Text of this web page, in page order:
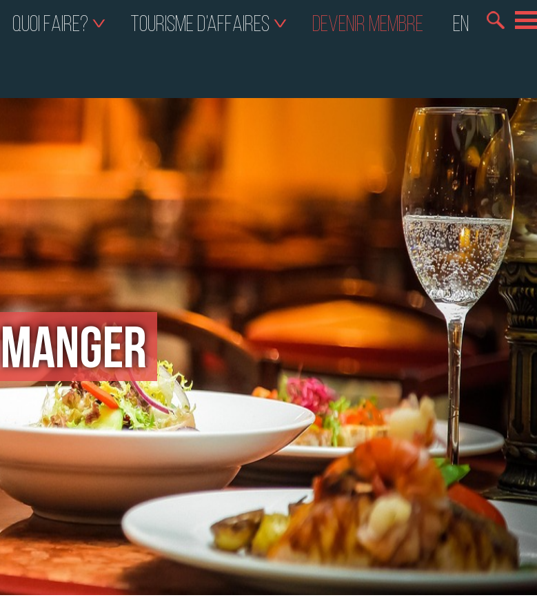
QUOI FAIRE? TOURISME D’AFFAIRES DEVENIR MEMBRE EN
Manger